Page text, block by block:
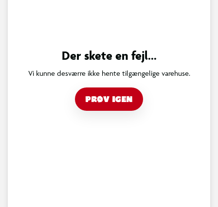
Der skete en fejl...
Vi kunne desværre ikke hente tilgængelige varehuse.
PRØV IGEN